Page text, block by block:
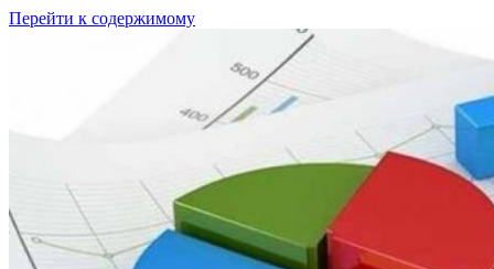
Перейти к содержимому